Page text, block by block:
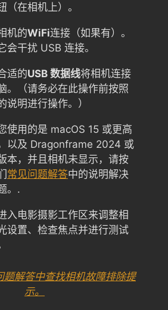
（在相机上）。
机的WiFi连接（如果有）。
会干扰 USB 连接。
适的USB 数据线将相机连接
。（请务必在此操作前按照
说明进行操作。）
使用的是 macOS 15 或更高
以及 Dragonframe 2024 或
本，并且相机未显示，请按
常见问题解答中的说明解决
。.
入电影摄影工作区来调整相
设置、检查焦点并进行测试
题解答中查找相机故障排除提
示。